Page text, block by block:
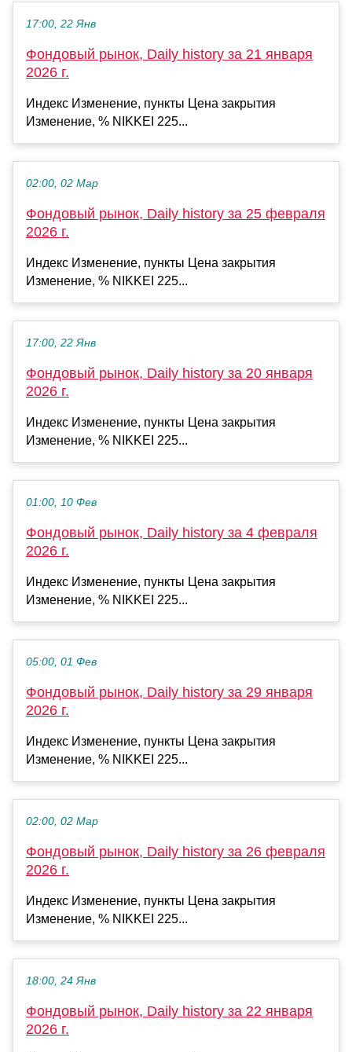
17:00, 22 Янв
Фондовый рынок, Daily history за 21 января
2026 г.
Индекс Изменение, пункты Цена закрытия
Изменение, % NIKKEI 225...
02:00, 02 Мар
Фондовый рынок, Daily history за 25 февраля
2026 г.
Индекс Изменение, пункты Цена закрытия
Изменение, % NIKKEI 225...
17:00, 22 Янв
Фондовый рынок, Daily history за 20 января
2026 г.
Индекс Изменение, пункты Цена закрытия
Изменение, % NIKKEI 225...
01:00, 10 Фев
Фондовый рынок, Daily history за 4 февраля
2026 г.
Индекс Изменение, пункты Цена закрытия
Изменение, % NIKKEI 225...
05:00, 01 Фев
Фондовый рынок, Daily history за 29 января
2026 г.
Индекс Изменение, пункты Цена закрытия
Изменение, % NIKKEI 225...
02:00, 02 Мар
Фондовый рынок, Daily history за 26 февраля
2026 г.
Индекс Изменение, пункты Цена закрытия
Изменение, % NIKKEI 225...
18:00, 24 Янв
Фондовый рынок, Daily history за 22 января
2026 г.